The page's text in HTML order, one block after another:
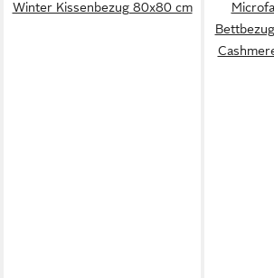
Winter Kissenbezug 80x80 cm